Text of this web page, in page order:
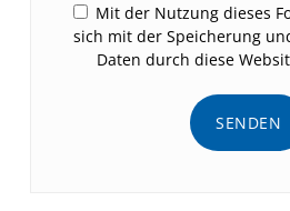
Mit der Nutzung dieses
sich mit der Speicherung
Daten durch diese